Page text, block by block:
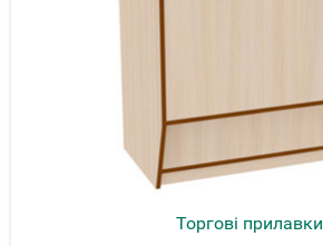
Торгові прилавки